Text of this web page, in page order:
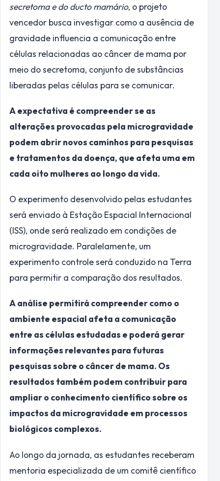
secretoma e do ducto mamário, o projeto
vencedor busca investigar como a ausência de
gravidade influencia a comunicação entre
células relacionadas ao câncer de mama por
meio do secretoma, conjunto de substâncias
liberadas pelas células para se comunicar.
A expectativa é compreender se as
alterações provocadas pela microgravidade
podem abrir novos caminhos para pesquisas
e tratamentos da doença, que afeta uma em
cada oito mulheres ao longo da vida.
O experimento desenvolvido pelas estudantes
será enviado à Estação Espacial Internacional
(ISS), onde será realizado em condições de
microgravidade. Paralelamente, um
experimento controle será conduzido na Terra
para permitir a comparação dos resultados.
A análise permitirá compreender como o
ambiente espacial afeta a comunicação
entre as células estudadas e poderá gerar
informações relevantes para futuras
pesquisas sobre o câncer de mama. Os
resultados também podem contribuir para
ampliar o conhecimento científico sobre os
impactos da microgravidade em processos
biológicos complexos.
Ao longo da jornada, as estudantes receberam
mentoria especializada de um comitê científico